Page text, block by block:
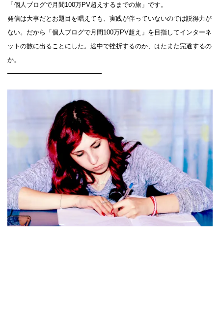
「個人ブログで月間100万PV超えするまでの旅」です。
発信は大事だとお題目を唱えても、実践が伴っていないのでは説得力が
ない。だから「個人ブログで月間100万PV超え」を目指してインターネ
ットの旅に出ることにした。途中で挫折するのか、はたまた完遂するの
か。
————————————